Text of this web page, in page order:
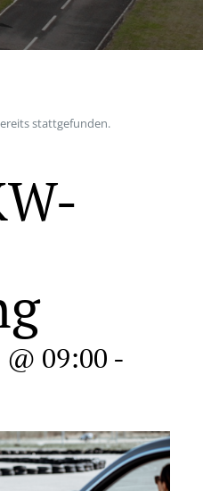
stattgefunden.
09:00 -